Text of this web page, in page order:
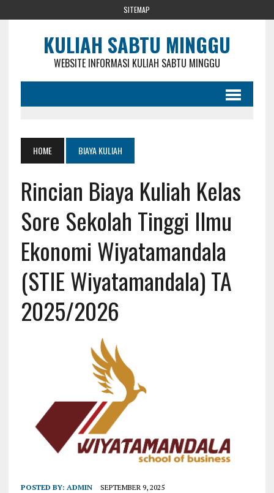
SITEMAP
KULIAH SABTU MINGGU
WEBSITE INFORMASI KULIAH SABTU MINGGU
HOME BIAYA KULIAH
Rincian Biaya Kuliah Kelas
Sore Sekolah Tinggi Ilmu
Ekonomi Wiyatamandala
(STIE Wiyatamandala) TA
2025/2026
POSTED BY: ADMIN SEPTEMBER 9, 2025